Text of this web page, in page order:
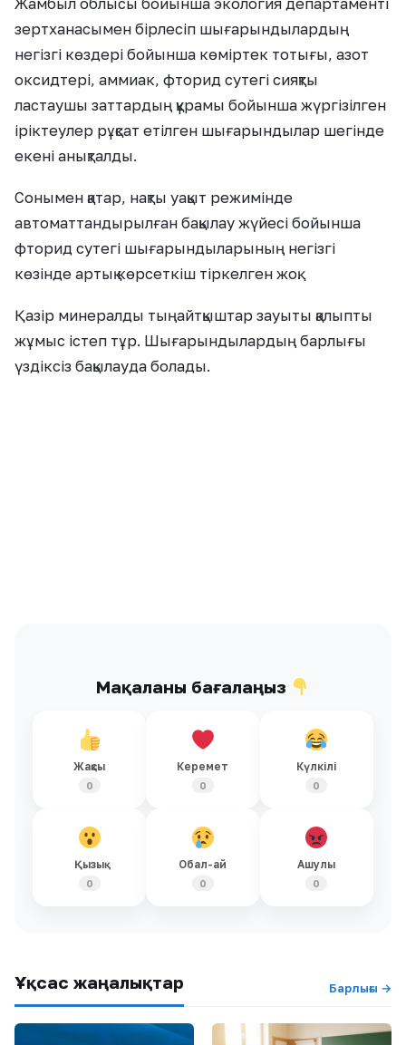
Жамбыл облысы бойынша экология департаменті
зертханасымен бірлесіп шығарындылардың
негізгі көздері бойынша көміртек тотығы, азот
оксидтері, аммиак, фторид сутегі сияқты
ластаушы заттардың құрамы бойынша жүргізілген
іріктеулер рұқсат етілген шығарындылар шегінде
екені анықталды.
Сонымен қатар, нақты уақыт режимінде
автоматтандырылған бақылау жүйесі бойынша
фторид сутегі шығарындыларының негізгі
көзінде артық көрсеткіш тіркелген жоқ.
Қазір минералды тыңайтқыштар зауыты қалыпты
жұмыс істеп тұр. Шығарындылардың барлығы
үздіксіз бақылауда болады.
Мақаланы бағалаңыз
Жақсы
0
Керемет
0
Күлкілі
0
Қызық
0
Обал-ай
0
Ашулы
0
Ұқсас жаңалықтар Барлығы →